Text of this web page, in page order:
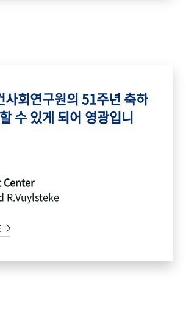
사회연구원의 51주년 축하
수 있게 되어 영광입니
Center
R.Vuylsteke